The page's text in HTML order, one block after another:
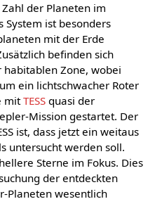
der Planeten im
System ist besonders
mit der Erde
befinden sich
Zone, wobei
ein lichtschwacher Roter
mitTESSquasi der
Mission gestartet. Der
ist, dass jetzt ein weitaus
untersucht werden soll.
Sterne im Fokus. Dies
der entdeckten
Planeten wesentlich